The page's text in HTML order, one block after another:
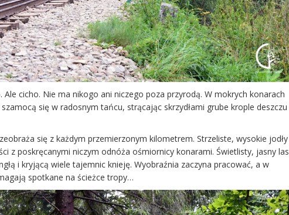
Ale cicho. Nie ma nikogo ani niczego poza przyrodą. W mokrych konarach
się w radosnym tańcu, strącając skrzydłami grube krople deszczu
się z każdym przemierzonym kilometrem. Strzeliste, wysokie jodły
z poskręcanymi niczym odnóża ośmiornicy konarami. Świetlisty, jasny las
i kryjącą wiele tajemnic knieję. Wyobraźnia zaczyna pracować, a w
spotkane na ścieżce tropy…